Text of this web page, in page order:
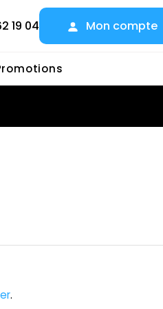
19 04 Mon compte
.